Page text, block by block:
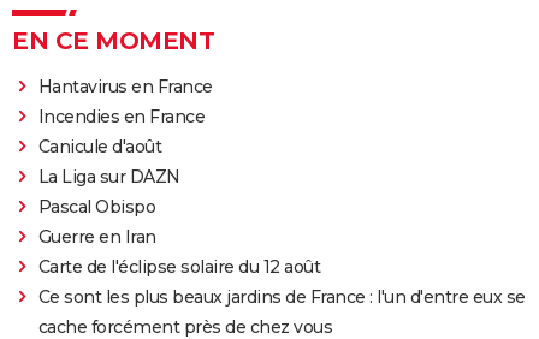
EN CE MOMENT
Hantavirus en France
Incendies en France
Canicule d'août
La Liga sur DAZN
Pascal Obispo
Guerre en Iran
Carte de l'éclipse solaire du 12 août
Ce sont les plus beaux jardins de France : l'un d'entre eux se
cache forcément près de chez vous